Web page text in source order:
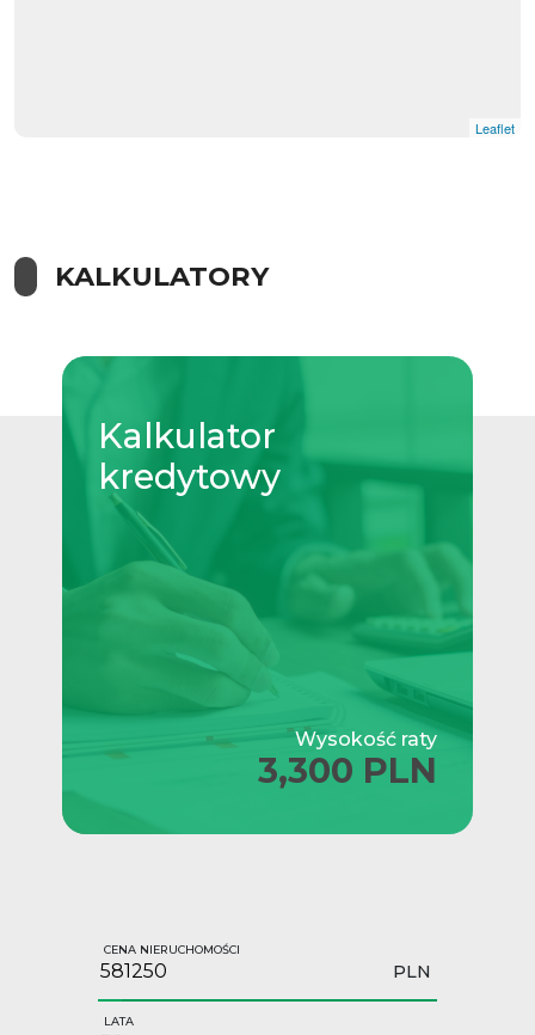
Leaflet
KALKULATORY
Kalkulator
kredytowy
Wysokość raty
3,300 PLN
CENA NIERUCHOMOŚCI
PLN
LATA